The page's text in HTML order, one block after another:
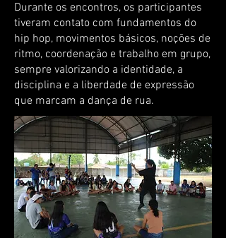
Durante os encontros, os participantes
tiveram contato com fundamentos do
hip hop, movimentos básicos, noções de
ritmo, coordenação e trabalho em grupo,
sempre valorizando a identidade, a
disciplina e a liberdade de expressão
que marcam a dança de rua.